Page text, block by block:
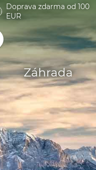
Doprava zdarma od 100
EUR
Záhrada